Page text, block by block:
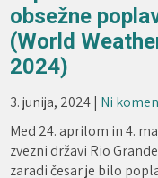
obsežne
(World
2024)
3. junija, 2024| Ni
Med 24. aprilom in 4.
zvezni državi Rio
zaradi česar je bilo